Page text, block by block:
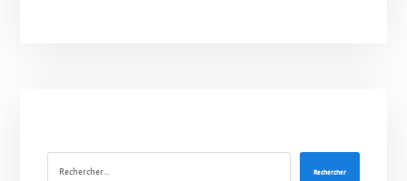
Rechercher